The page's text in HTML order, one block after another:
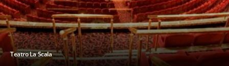
Teatro La Scala